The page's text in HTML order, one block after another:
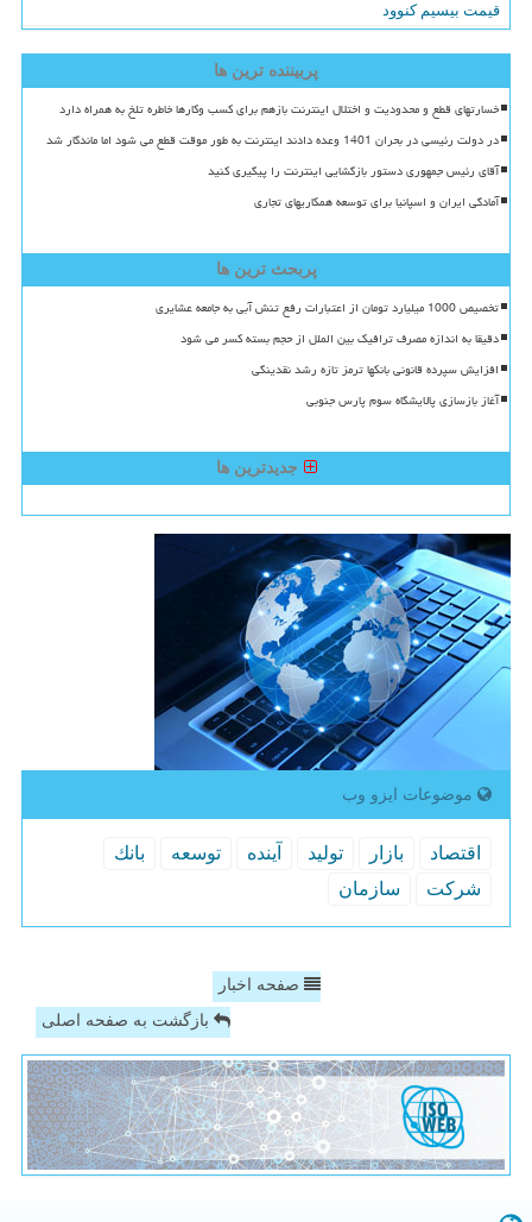
قیمت بیسیم کنوود
پربیننده ترین ها
خسارتهای قطع و محدودیت و اختلال اینترنت بازهم برای کسب وکارها خاطره تلخ به همراه دارد
در دولت رئیسی در بحران 1401 وعده دادند اینترنت به طور موقت قطع می شود اما ماندگار شد
آقای رئیس جمهوری دستور بازگشایی اینترنت را پیگیری کنید
آمادگی ایران و اسپانیا برای توسعه همکاریهای تجاری
پربحث ترین ها
تخصیص 1000 میلیارد تومان از اعتبارات رفع تنش آبی به جامعه عشایری
دقیقا به اندازه مصرف ترافیک بین الملل از حجم بسته کسر می شود
افزایش سپرده قانونی بانکها ترمز تازه رشد نقدینگی
آغاز بازسازی پالایشگاه سوم پارس جنوبی
جدیدترین ها
موضوعات ایزو وب
اقتصاد بازار تولید آینده توسعه
بانك
شركت
سازمان
صفحه اخبار
بازگشت به صفحه اصلی